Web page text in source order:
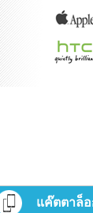
แค๊ตตาล็